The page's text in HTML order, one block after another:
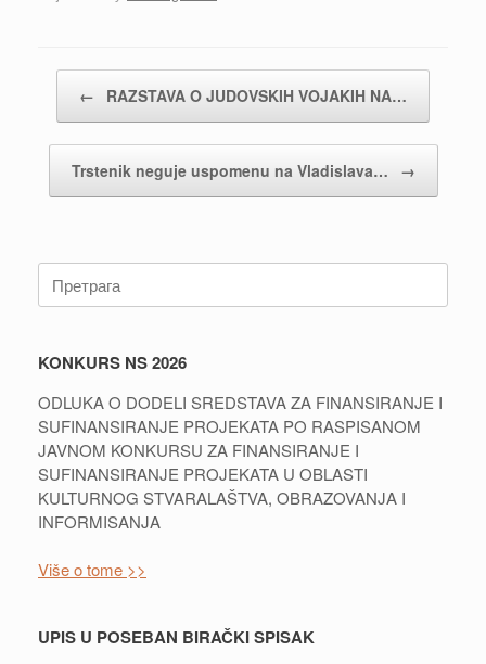
← RAZSTAVA O JUDOVSKIH VOJAKIH NA…
Trstenik neguje uspomenu na Vladislava… →
Претрага:
KONKURS NS 2026
ODLUKA O DODELI SREDSTAVA ZA FINANSIRANJE I
SUFINANSIRANJE PROJEKATA PO RASPISANOM
JAVNOM KONKURSU ZA FINANSIRANJE I
SUFINANSIRANJE PROJEKATA U OBLASTI
KULTURNOG STVARALAŠTVA, OBRAZOVANJA I
INFORMISANJA
Više o tome >>
UPIS U POSEBAN BIRAČKI SPISAK